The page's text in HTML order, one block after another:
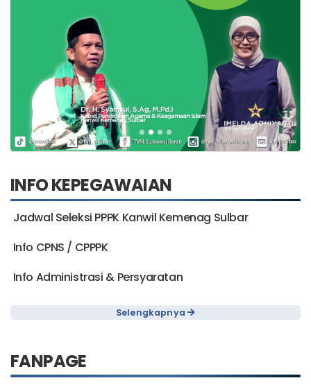
INFO KEPEGAWAIAN
Jadwal Seleksi PPPK Kanwil Kemenag Sulbar
Info CPNS / CPPPK
Info Administrasi & Persyaratan
Selengkapnya
FANPAGE